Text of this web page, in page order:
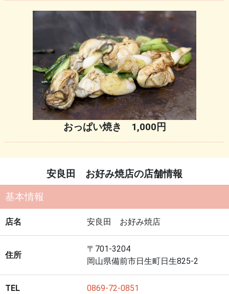
おっぱい焼き 1,000円
安良田 お好み焼店の店舗情報
基本情報
店名 安良田 お好み焼店
住所
〒701-3204
岡山県備前市日生町日生825-2
TEL 0869-72-0851